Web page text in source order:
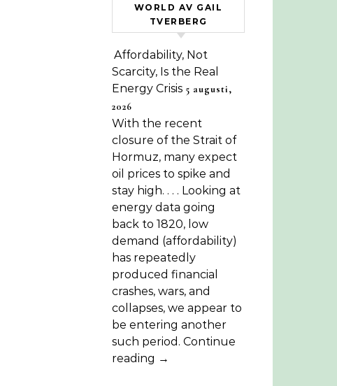
WORLD AV GAIL
TVERBERG
Affordability, Not
Scarcity, Is the Real
Energy Crisis 5 augusti,
2026
With the recent
closure of the Strait of
Hormuz, many expect
oil prices to spike and
stay high. . . . Looking at
energy data going
back to 1820, low
demand (affordability)
has repeatedly
produced financial
crashes, wars, and
collapses, we appear to
be entering another
such period. Continue
reading →